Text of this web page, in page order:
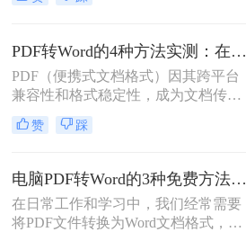
将重点介绍三种免费且无需专业技能
PDF转Word的4种方法实测：在线工具、Word、Adobe与开源软件对比！！
PDF（便携式文档格式）因其跨平台
兼容性和格式稳定性，成为文档传输
的首选格式。然而，当我们需要编辑
文档内容时，将其转换为Word格式
word怎么转呢？本文将详细介绍几种
常用的PDF转Word方法，助您轻松完
成转换。
赞 踩
电脑PDF转Word的3种免费方法实测：含效果对比与适用场景说明！
在日常工作和学习中，我们经常需要
将PDF文件转换为Word文档格式，以